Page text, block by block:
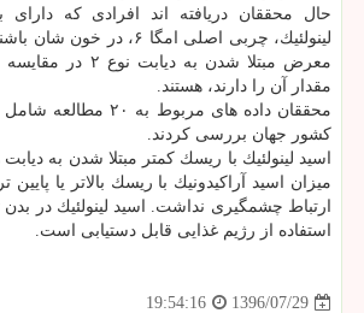
حال محققان دریافته اند افرادی كه دارای
معرض مبتلا شدن به
مقدار آن را دارند، هستند.
كشور جهان بررسی كردند.
اسید لینولئیك با ریسك كمتر مبتلا شدن به دیابت
میزان اسید آراكیدونیك با ریسك بالاتر یا پایین
ارتباط چشمگیری نداشت. اسید لینولئیك در بدن
استفاده از رژیم غذایی قابل دستیابی است.
1396/07/29
19:54:16